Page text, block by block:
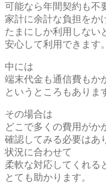
可能なら年間契約も不
家計に余計な負担をか
たまにしか利用しない
安心して利用できます。
中には
端末代金も通信費もか
というところもありま
その場合は
どこで多くの費用がか
確認してみる必要はあ
状況に合わせて
柔軟な対応してくれる
とても助かります。